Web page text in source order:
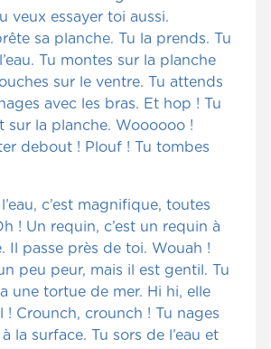
veux essayer toi aussi.
sa planche. Tu la prends. Tu
Tu montes sur la planche
sur le ventre. Tu attends
avec les bras. Et hop ! Tu
sur la planche. Woooooo !
debout ! Plouf ! Tu tombes
c’est magnifique, toutes
! Un requin, c’est un requin à
Il passe près de toi. Wouah !
peu peur, mais il est gentil. Tu
une tortue de mer. Hi hi, elle
! Crounch, crounch ! Tu nages
la surface. Tu sors de l’eau et